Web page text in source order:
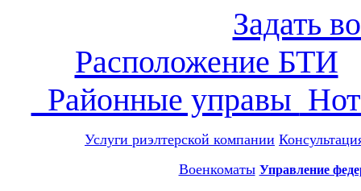
Задать
Расположение БТИ
Районные управы
Услуги риэлтерской компании
Военкоматы Управление